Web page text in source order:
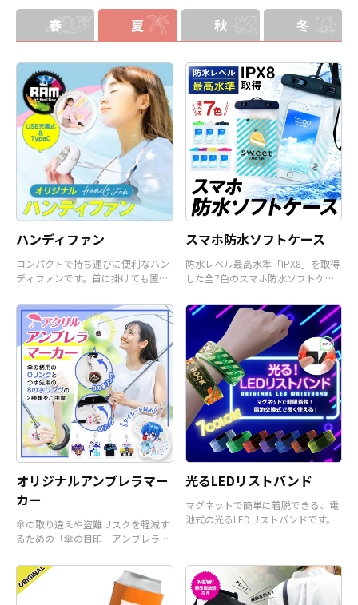
加したり、ストラップをキーホルダ
ーに変更することも可能です。 アニ
メ、エンタメ、スポーツ、官公庁、
ど様々な業界に人気です。 短納期・
小ロットでの対応も可能ですのでご
不明点がありましたら、個人のお客
様から企業・業者のかた問わずお気
軽にご相談ください。
にご相談ください。
春 夏 秋 冬
ハンディファン
コンパクトで持ち運びに便利なハン
ディファンです。首に掛けても置い
スマホ防水ソフトケース
防水レベル最高水準「IPX8」を取得
した全7色のスマホ防水ソフトケー
オリジナルアンブレラマー
カー
傘の取り違えや盗難リスクを軽減す
るための「傘の目印」アンブレラマ
光るLEDリストバンド
マグネットで簡単に着脱できる、電
池式の光るLEDリストバンドです。